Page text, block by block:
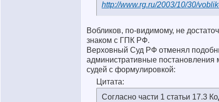
http://www.rg.ru/2003/10/30/
Вобликов, по-видимому, не
знаком с ГПК РФ.
Верховный Суд РФ отменял
административные постановления
судей с формулировкой:
Цитата:
Согласно части 1 статьи 17.3